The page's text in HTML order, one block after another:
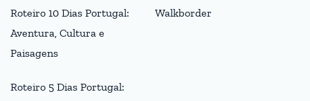
Roteiro 10 Dias Portugal:
Aventura, Cultura e
Paisagens
Roteiro 5 Dias Portugal:
Walkborder